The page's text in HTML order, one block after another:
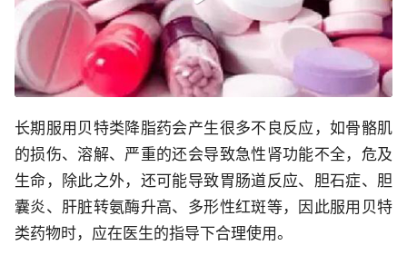
长期服用贝特类降脂药会产生很多不良反应，如骨骼肌
的损伤、溶解、严重的还会导致急性肾功能不全，危及
生命，除此之外，还可能导致胃肠道反应、胆石症、胆
囊炎、肝脏转氨酶升高、多形性红斑等，因此服用贝特
类药物时，应在医生的指导下合理使用。